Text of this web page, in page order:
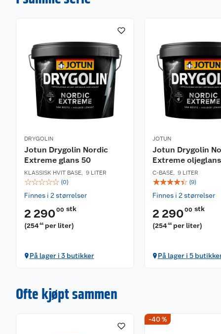
DRYGOLIN
Jotun Drygolin Nordic
Extreme glans 50
KLASSISK HVIT BASE, 9 LITER
☆☆☆☆☆ (0)
Finnes i 2 størrelser
2 29000 stk
(254 44 per liter)
På lager i 3 butikker
JOTUN
Jotun Drygolin
Extreme
C-BASE, 9 LITER
☆☆☆☆☆ (9)
Finnes i 2 størrelser
2 29000 stk
(254 44 per liter)
På lager i 5
Ofte kjøpt sammen
-40 %